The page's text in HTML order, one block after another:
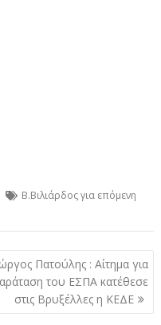
Β.Βιλιάρδος για επόμενη
Πατούλης : Αίτημα για
του ΕΣΠΑ κατέθεσε
στις Βρυξέλλες η ΚΕΔΕ